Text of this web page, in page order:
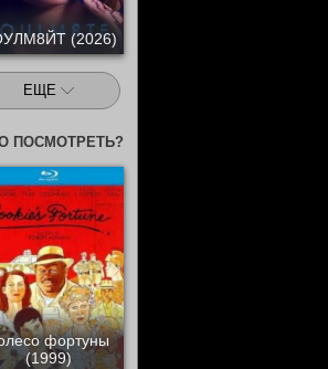
(2026)
ЕЩЕ
ПОСМОТРЕТЬ?
фортуны
(1999)